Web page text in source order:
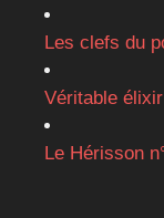
Les clefs du
Véritable
Le Hérisson